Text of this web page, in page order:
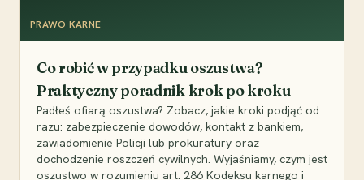
PRAWO KARNE
Co robić w przypadku oszustwa?
Praktyczny poradnik krok po kroku
Padłeś ofiarą oszustwa? Zobacz, jakie kroki podjąć od
razu: zabezpieczenie dowodów, kontakt z bankiem,
zawiadomienie Policji lub prokuratury oraz
dochodzenie roszczeń cywilnych. Wyjaśniamy, czym jest
oszustwo w rozumieniu art. 286 Kodeksu karnego i